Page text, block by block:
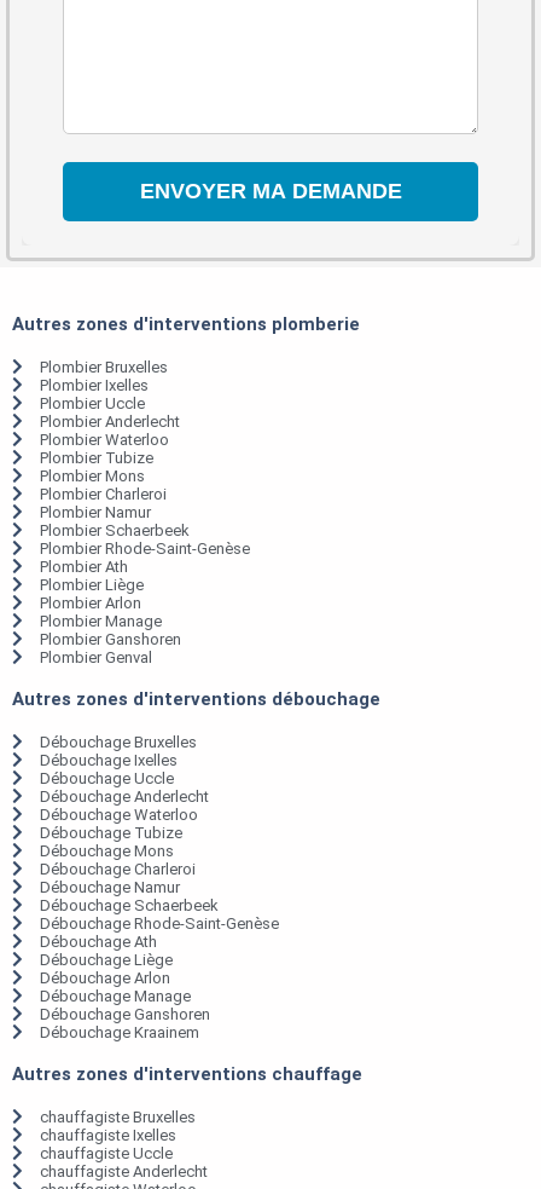
Autres zones d'interventions plomberie
Plombier Bruxelles
Plombier Ixelles
Plombier Uccle
Plombier Anderlecht
Plombier Waterloo
Plombier Tubize
Plombier Mons
Plombier Charleroi
Plombier Namur
Plombier Schaerbeek
Plombier Rhode-Saint-Genèse
Plombier Ath
Plombier Liège
Plombier Arlon
Plombier Manage
Plombier Ganshoren
Plombier Genval
Autres zones d'interventions débouchage
Débouchage Bruxelles
Débouchage Ixelles
Débouchage Uccle
Débouchage Anderlecht
Débouchage Waterloo
Débouchage Tubize
Débouchage Mons
Débouchage Charleroi
Débouchage Namur
Débouchage Schaerbeek
Débouchage Rhode-Saint-Genèse
Débouchage Ath
Débouchage Liège
Débouchage Arlon
Débouchage Manage
Débouchage Ganshoren
Débouchage Kraainem
Autres zones d'interventions chauffage
chauffagiste Bruxelles
chauffagiste Ixelles
chauffagiste Uccle
chauffagiste Anderlecht